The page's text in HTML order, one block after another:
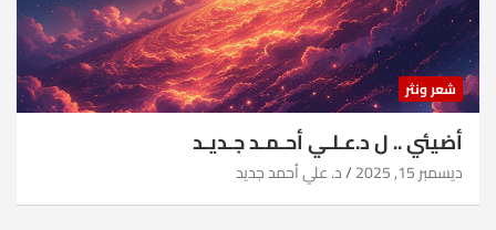
شعر ونثر
أضيئي .. ل د.عـلـي أحـمـد جـديـد
ديسمبر 15, 2025 د. علي أحمد جديد